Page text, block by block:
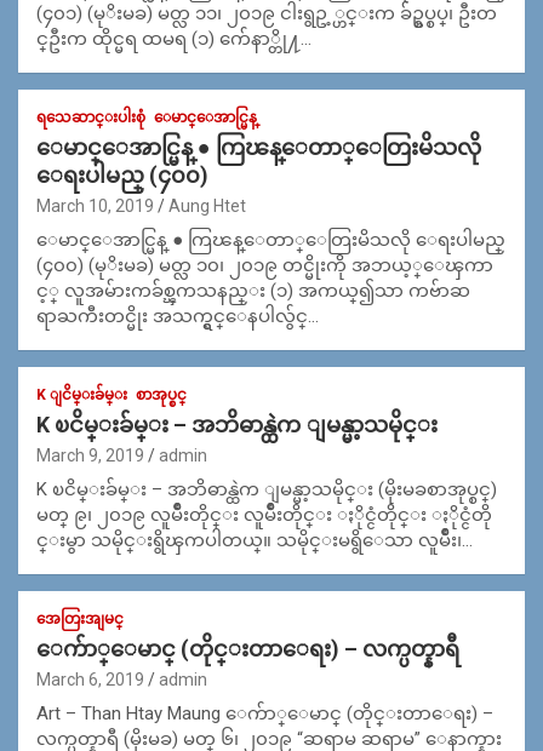
(၄၀၁) (မုိးမခ) မတ္လ ၁၁၊ ၂၀၁၉ ငါးရွဥ့္ဟင္းက ခ်ဥ္စပ္စပ္၊ ဦးတ
င္ဦးက ထိုင္မရ ထမရ (၁) က်ေနာ္တို႔…
ရသေဆာင္းပါးစုံ ေမာင္ေအာင္မြန္
ေမာင္ေအာင္မြန္ ● ကြၽန္ေတာ္ေတြးမိသလို
ေရးပါမည္ (၄၀၀)
March 10, 2019 Aung Htet
ေမာင္ေအာင္မြန္ ● ကြၽန္ေတာ္ေတြးမိသလို ေရးပါမည္
(၄၀၀) (မုိးမခ) မတ္လ ၁၀၊ ၂၀၁၉ တင္မိုးကို အဘယ့္ေၾကာ
င့္ လူအမ်ားကခ်စ္ၾကသနည္း (၁) အကယ္၍သာ ကဗ်ာဆ
ရာႀကီးတင္မိုး အသက္ရွင္ေနပါလွ်င္…
K ျငိမ္းခ်မ္း စာအုပ္စင္
K ၿငိမ္းခ်မ္း – အဘိဓာန္ထဲက ျမန္မာ့သမိုင္း
March 9, 2019 admin
K ၿငိမ္းခ်မ္း – အဘိဓာန္ထဲက ျမန္မာ့သမိုင္း (မိုးမခစာအုပ္စင္)
မတ္ ၉၊ ၂၀၁၉ လူမ်ိဳးတိုင္း လူမ်ိဳးတိုင္း ႏိုင္ငံတိုင္း ႏိုင္ငံတို
င္းမွာ သမိုင္းရွိၾကပါတယ္။ သမိုင္းမရွိေသာ လူမ်ိဳး၊…
အေတြးအျမင္
ေက်ာ္ေမာင္ (တိုင္းတာေရး) – လက္ပတ္နာရီ
March 6, 2019 admin
Art – Than Htay Maung ေက်ာ္ေမာင္ (တိုင္းတာေရး) –
လက္ပတ္နာရီ (မိုးမခ) မတ္ ၆၊ ၂၀၁၉ “ဆရာမ ဆရာမ” ေနာက္နား